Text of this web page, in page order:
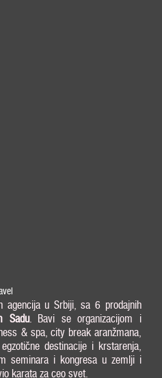
agencija u Srbiji, sa 6 prodajnih
Sadu. Bavi se organizacijom i
& spa, city break aranžmana,
destinacije i krstarenja,
seminara i kongresa u zemlji i
karata za ceo svet.